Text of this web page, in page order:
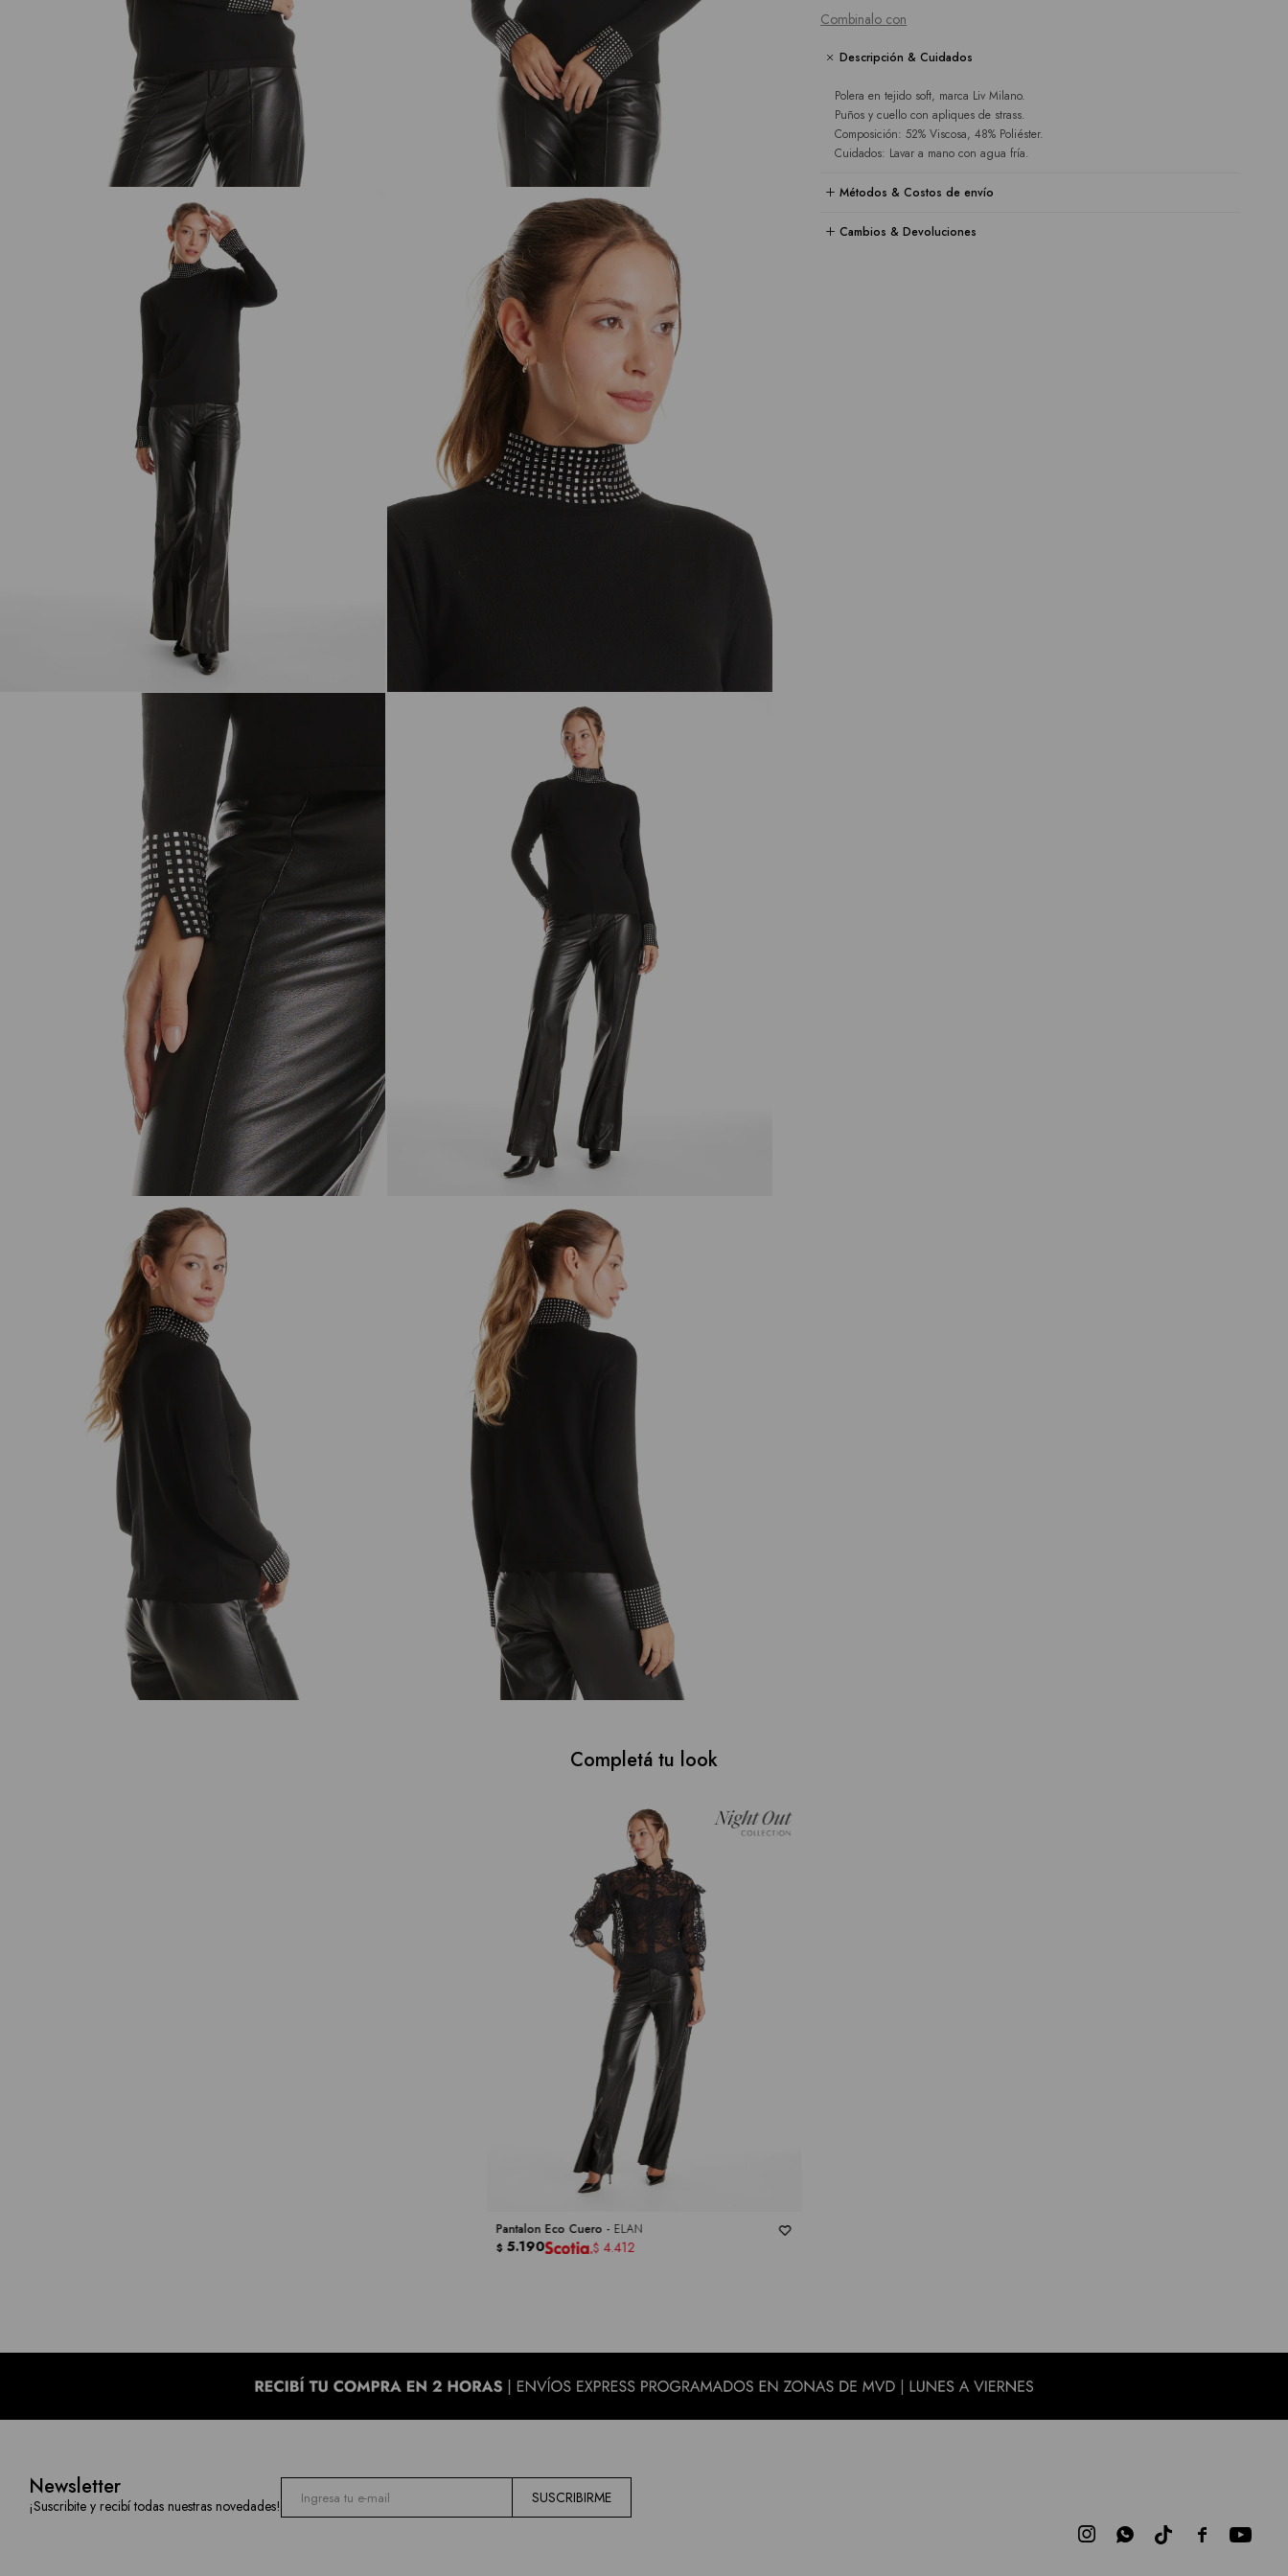
Combinalo con
Descripción & Cuidados
Polera en tejido soft, marca Liv Milano.
Puños y cuello con apliques de strass.
Composición: 52% Viscosa, 48% Poliéster.
Cuidados: Lavar a mano con agua fría.
Métodos & Costos de envío
Cambios & Devoluciones
Completá tu look
Pantalon Eco Cuero - ELAN
$ 5.190 $ 4.412
Newsletter
¡Suscribite y recibí todas nuestras novedades! SUSCRIBIRME

 